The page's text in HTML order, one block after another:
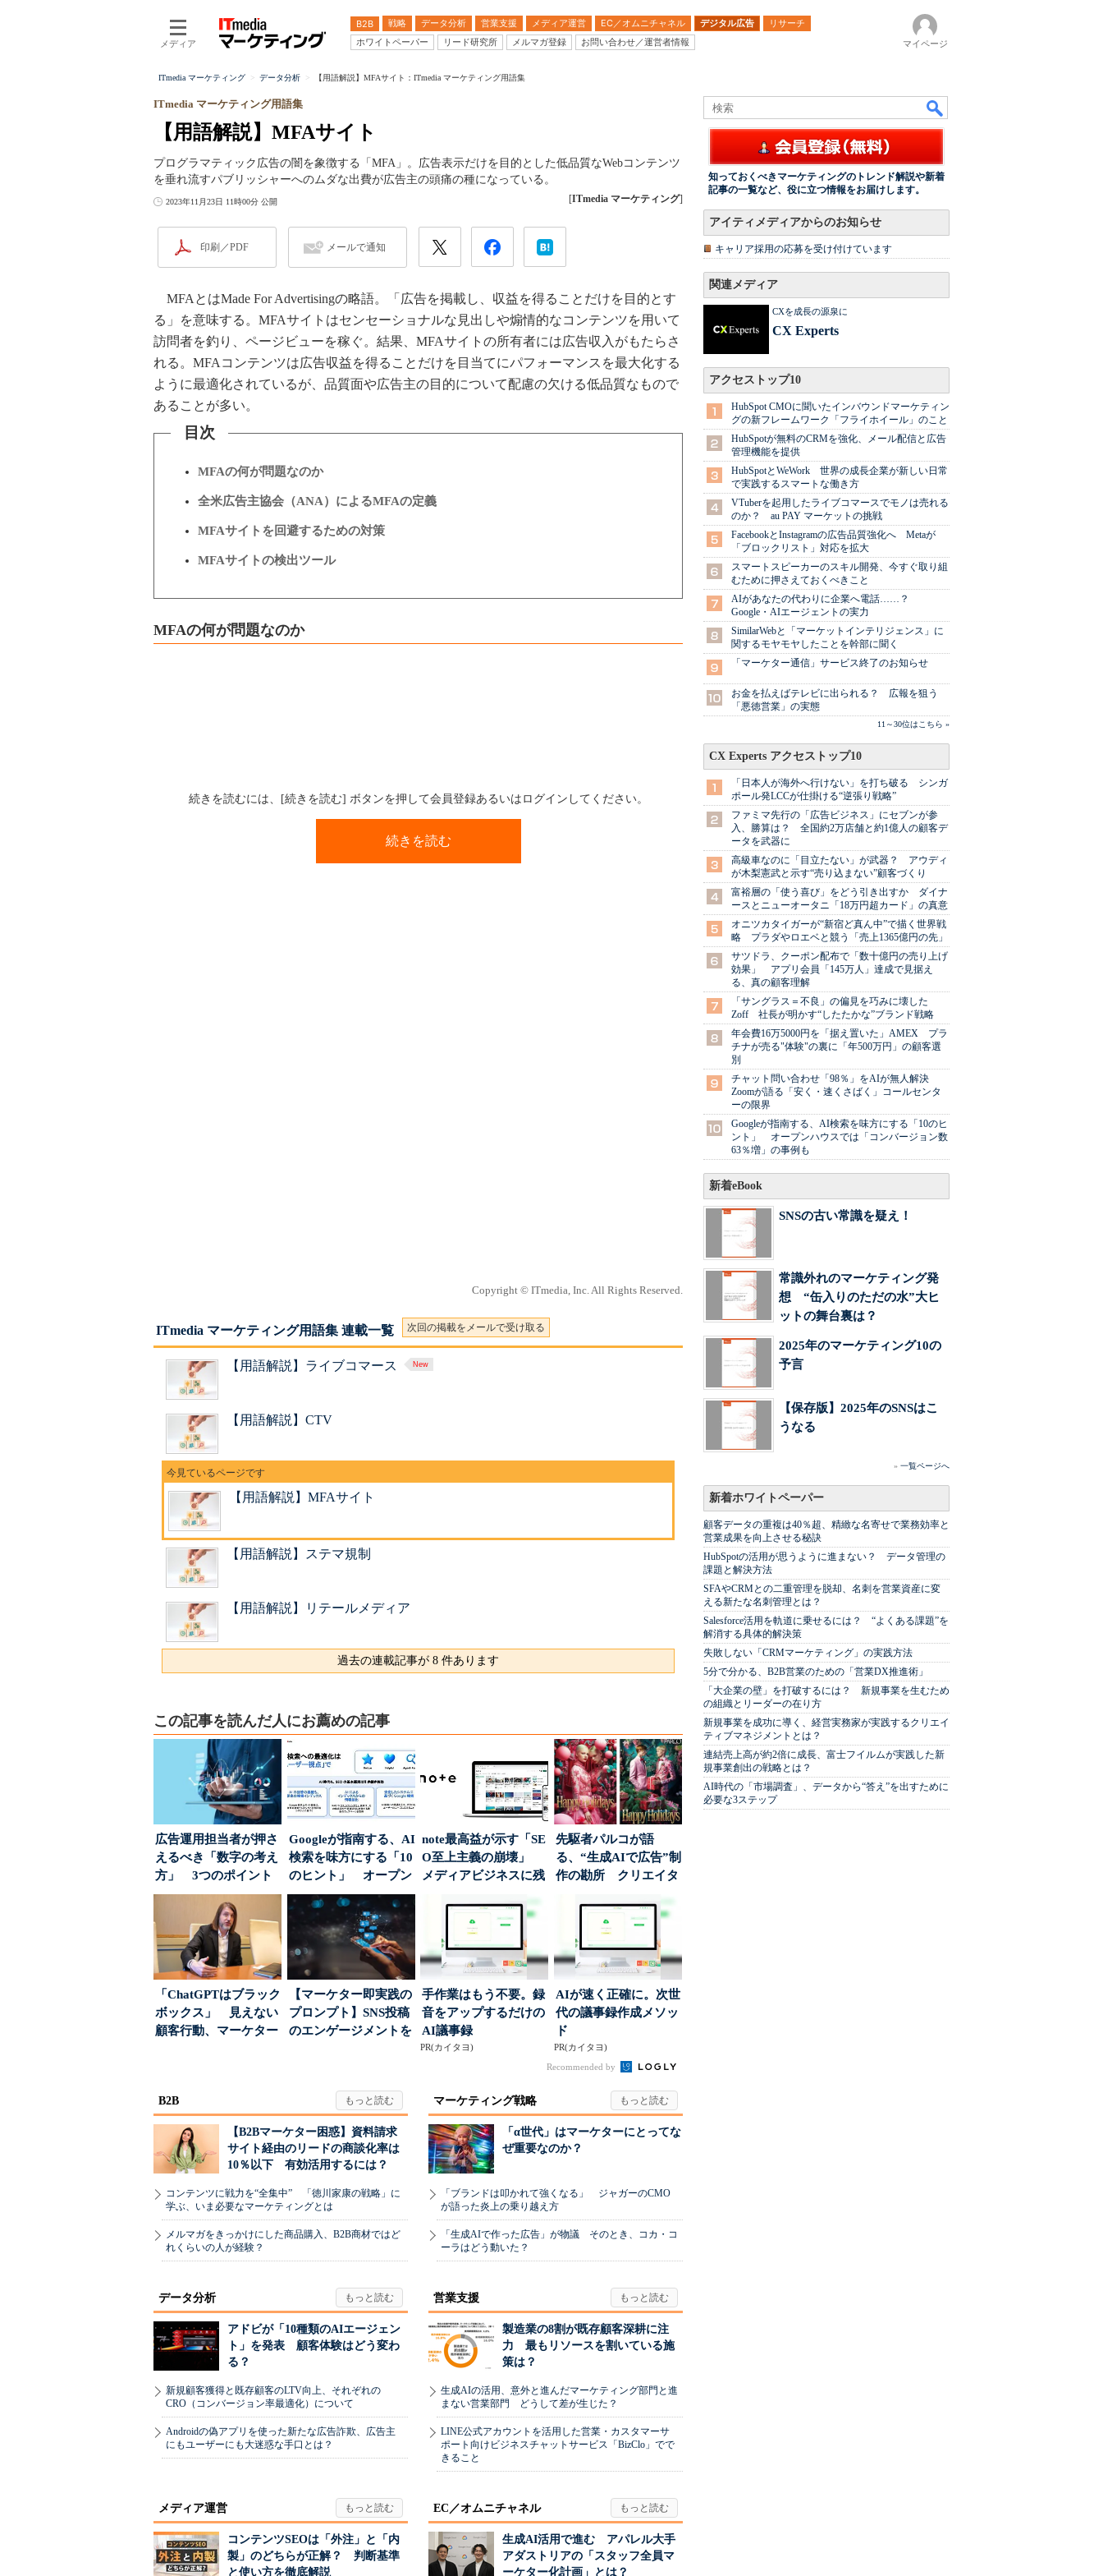
メディア
B2B 戦略 データ分析 営業支援 メディア運営 EC／オムニチャネル デジタル広告
リサーチ
ホワイトペーパー
リード研究所 メルマガ登録 お問い合わせ／運営者情報 マイページ
ITmedia マーケティング データ分析 【用語解説】MFAサイト：ITmedia マーケティング用語集
【用語解説】MFAサイト
ITmedia マーケティング用語集
プログラマティック広告の闇を象徴する「MFA」。広告表示だけを目的とした低品質なWebコンテンツ
を垂れ流すパブリッシャーへのムダな出費が広告主の頭痛の種になっている。
2023年11月23日 11時00分 公開 [ITmedia マーケティング]
印刷／PDF メールで通知
MFAとはMade For Advertisingの略語。「広告を掲載し、収益を得ることだけを目的とす
る」を意味する。MFAサイトはセンセーショナルな見出しや煽情的なコンテンツを用いて
訪問者を釣り、ページビューを稼ぐ。結果、MFAサイトの所有者には広告収入がもたらさ
れる。MFAコンテンツは広告収益を得ることだけを目当てにパフォーマンスを最大化する
ように最適化されているが、品質面や広告主の目的について配慮の欠ける低品質なもので
あることが多い。
目次
MFAの何が問題なのか
全米広告主協会（ANA）によるMFAの定義
MFAサイトを回避するための対策
MFAサイトの検出ツール
MFAの何が問題なのか
続きを読むには、[続きを読む] ボタンを押して会員登録あるいはログインしてください。
続きを読む
Copyright © ITmedia, Inc. All Rights Reserved.
ITmedia マーケティング用語集 連載一覧 次回の掲載をメールで受け取る
【用語解説】ライブコマース
【用語解説】CTV
【用語解説】MFAサイト
【用語解説】ステマ規制
【用語解説】リテールメディア
過去の連載記事が 8 件あります
この記事を読んだ人にお薦めの記事
広告運用担当者が押さ
えるべき「数字の考え
方」 3つのポイント
とは
Googleが指南する、AI
検索を味方にする「10
のヒント」 オープン
ハウスでは...
note最高益が示す「SE
O至上主義の崩壊」
メディアビジネスに残
先駆者パルコが語
る、“生成AIで広告”制
作の勘所 クリエイタ
「ChatGPTはブラック
ボックス」 見えない
顧客行動、マーケター
【マーケター即実践の
プロンプト】SNS投稿
のエンゲージメントを
手作業はもう不要。録
音をアップするだけの
AI議事録
PR(カイタヨ)
AIが速く正確に。次世
代の議事録作成メソッ
ド
PR(カイタヨ)
Recommended by
B2B
【B2Bマーケター困惑】資料請求
サイト経由のリードの商談化率は
10％以下 有効活用するには？
コンテンツに戦力を“全集中” 「徳川家康の戦略」に
学ぶ、いま必要なマーケティングとは
メルマガをきっかけにした商品購入、B2B商材ではど
れくらいの人が経験？
マーケティング戦略
「α世代」はマーケターにとってな
ぜ重要なのか？
「ブランドは叩かれて強くなる」 ジャガーのCMO
が語った炎上の乗り越え方
「生成AIで作った広告」が物議 そのとき、コカ・コ
ーラはどう動いた？
データ分析
アドビが「10種類のAIエージェン
ト」を発表 顧客体験はどう変わ
る？
新規顧客獲得と既存顧客のLTV向上、それぞれの
CRO（コンバージョン率最適化）について
Androidの偽アプリを使った新たな広告詐欺、広告主
にもユーザーにも大迷惑な手口とは？
営業支援
製造業の8割が既存顧客深耕に注
力 最もリソースを割いている施
策は？
生成AIの活用、意外と進んだマーケティング部門と進
まない営業部門 どうして差が生じた？
LINE公式アカウントを活用した営業・カスタマーサ
ポート向けビジネスチャットサービス「BizClo」でで
きること
メディア運営
コンテンツSEOは「外注」と「内
製」のどちらが正解？ 判断基準
と使い方を徹底解説
EC／オムニチャネル
生成AI活用で進む アパレル大手
アダストリアの「スタッフ全員マ
ーケター化計画」とは？
知っておくべきマーケティングのトレンド解説や新着
記事の一覧など、役に立つ情報をお届けします。
アイティメディアからのお知らせ
キャリア採用の応募を受け付けています
関連メディア
CXを成長の源泉に
CX Experts
アクセストップ10
HubSpot CMOに聞いたインバウンドマーケティン
グの新フレームワーク「フライホイール」のこと
HubSpotが無料のCRMを強化、メール配信と広告
管理機能を提供
HubSpotとWeWork 世界の成長企業が新しい日常
で実践するスマートな働き方
VTuberを起用したライブコマースでモノは売れる
のか？ au PAY マーケットの挑戦
FacebookとInstagramの広告品質強化へ Metaが
「ブロックリスト」対応を拡大
スマートスピーカーのスキル開発、今すぐ取り組
むために押さえておくべきこと
AIがあなたの代わりに企業へ電話……？
Google・AIエージェントの実力
SimilarWebと「マーケットインテリジェンス」に
関するモヤモヤしたことを幹部に聞く
「マーケター通信」サービス終了のお知らせ
お金を払えばテレビに出られる？ 広報を狙う
「悪徳営業」の実態
11～30位はこちら »
CX Experts アクセストップ10
「日本人が海外へ行けない」を打ち破る シンガ
ポール発LCCが仕掛ける“逆張り戦略”
ファミマ先行の「広告ビジネス」にセブンが参
入、勝算は？ 全国約2万店舗と約1億人の顧客デ
ータを武器に
高級車なのに「目立たない」が武器？ アウディ
が木梨憲武と示す“売り込まない”顧客づくり
富裕層の「使う喜び」をどう引き出すか ダイナ
ースとニューオータニ「18万円超カード」の真意
オニツカタイガーが“新宿ど真ん中”で描く世界戦
略 プラダやロエベと競う「売上1365億円の先」
サツドラ、クーポン配布で「数十億円の売り上げ
効果」 アプリ会員「145万人」達成で見据え
る、真の顧客理解
「サングラス＝不良」の偏見を巧みに壊した
Zoff 社長が明かす“したたかな”ブランド戦略
年会費16万5000円を「据え置いた」AMEX プラ
チナが売る"体験"の裏に「年500万円」の顧客選
別
チャット問い合わせ「98％」をAIが無人解決
Zoomが語る「安く・速くさばく」コールセンタ
ーの限界
Googleが指南する、AI検索を味方にする「10のヒ
ント」 オープンハウスでは「コンバージョン数
63％増」の事例も
新着eBook
SNSの古い常識を疑え！
常識外れのマーケティング発
想 “缶入りのただの水”大ヒ
ットの舞台裏は？
2025年のマーケティング10の
予言
【保存版】2025年のSNSはこ
うなる
» 一覧ページへ
新着ホワイトペーパー
顧客データの重複は40％超、精緻な名寄せで業務効率と
営業成果を向上させる秘訣
HubSpotの活用が思うように進まない？ データ管理の
課題と解決方法
SFAやCRMとの二重管理を脱却、名刺を営業資産に変
える新たな名刺管理とは？
Salesforce活用を軌道に乗せるには？ “よくある課題”を
解消する具体的解決策
失敗しない「CRMマーケティング」の実践方法
5分で分かる、B2B営業のための「営業DX推進術」
「大企業の壁」を打破するには？ 新規事業を生むため
の組織とリーダーの在り方
新規事業を成功に導く、経営実務家が実践するクリエイ
ティブマネジメントとは？
連結売上高が約2倍に成長、富士フイルムが実践した新
規事業創出の戦略とは？
AI時代の「市場調査」、データから“答え”を出すために
必要な3ステップ